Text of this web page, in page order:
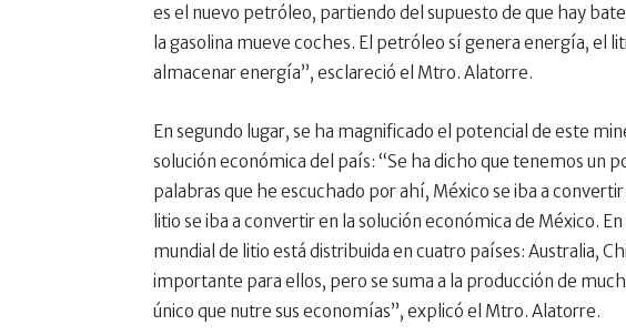
es el nuevo petróleo, partiendo del supuesto de que hay
la gasolina mueve coches. El petróleo sí genera energía, el
almacenar energía”, esclareció el Mtro. Alatorre.
En segundo lugar, se ha magnificado el potencial de este
solución económica del país: “Se ha dicho que tenemos un
palabras que he escuchado por ahí, México se iba a convertir
litio se iba a convertir en la solución económica de México.
mundial de litio está distribuida en cuatro países: Australia,
importante para ellos, pero se suma a la producción de
único que nutre sus economías”, explicó el Mtro. Alatorre.